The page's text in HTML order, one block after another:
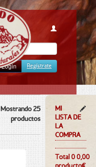
Regístrate
Mostrando 25
productos
MI
LISTA DE
LA
COMPRA
Total 0 0,00